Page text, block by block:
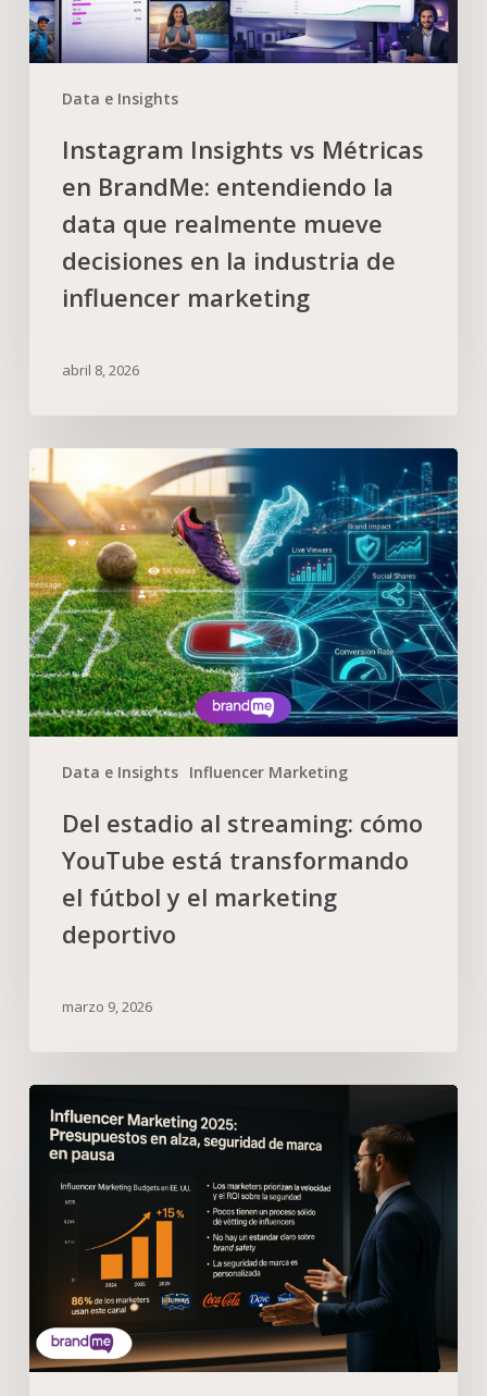
Data e Insights
Instagram Insights vs Métricas
en BrandMe: entendiendo la
data que realmente mueve
decisiones en la industria de
influencer marketing
abril 8, 2026
Data e Insights Influencer Marketing
Del estadio al streaming: cómo
YouTube está transformando
el fútbol y el marketing
deportivo
marzo 9, 2026